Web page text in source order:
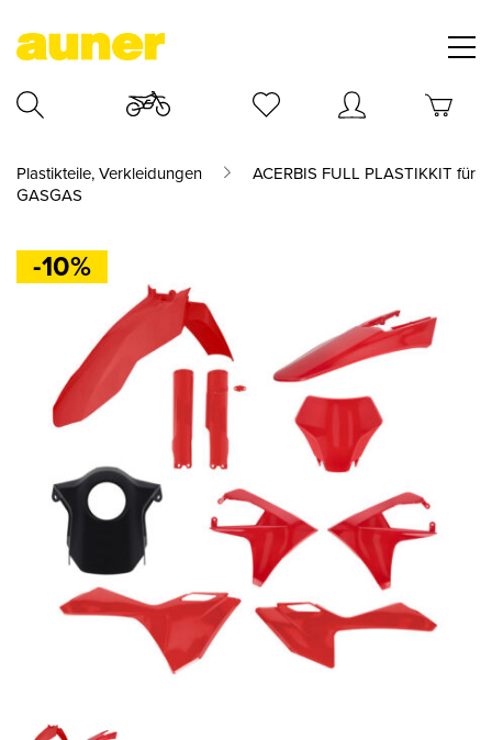
Plastikteile, Verkleidungen
ACERBIS FULL PLASTIKKIT für
GASGAS
-10%